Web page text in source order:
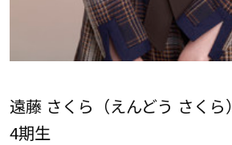
遠藤 さくら（えんどう さくら）
4期生